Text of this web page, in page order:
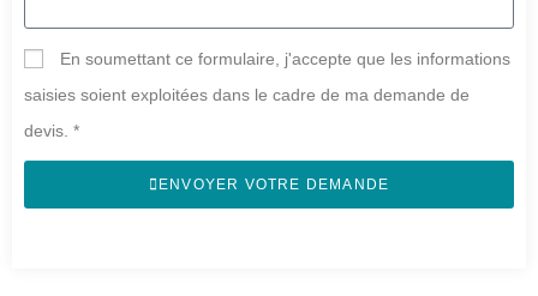
En soumettant ce formulaire, j'accepte que les informations
saisies soient exploitées dans le cadre de ma demande de
devis. *
ENVOYER VOTRE DEMANDE